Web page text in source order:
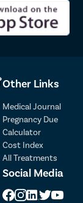
Other Links
Medical Journal
Pregnancy Due
Calculator
Cost Index
All Treatments
Social Media